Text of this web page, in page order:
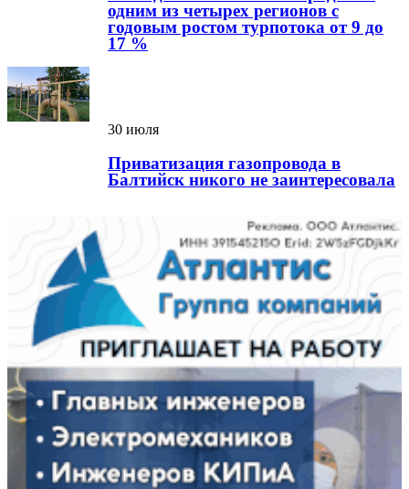
одним из четырех регионов с
годовым ростом турпотока от 9 до
17 %
30 июля
Приватизация газопровода в
Балтийск никого не заинтересовала